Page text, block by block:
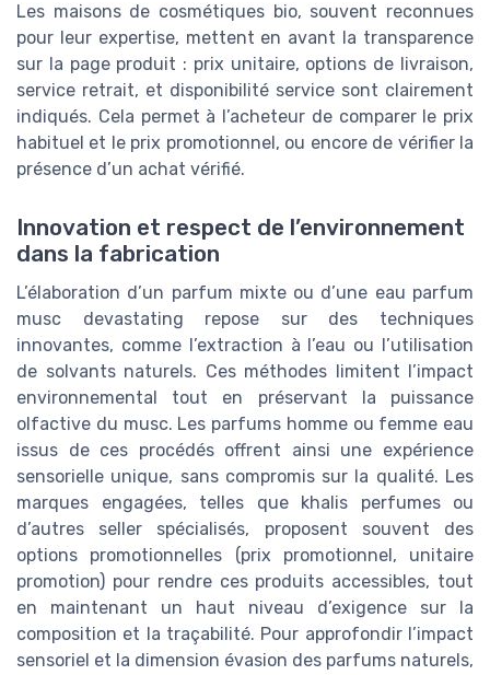
Les maisons de cosmétiques bio, souvent reconnues
pour leur expertise, mettent en avant la transparence
sur la page produit : prix unitaire, options de livraison,
service retrait, et disponibilité service sont clairement
indiqués. Cela permet à l’acheteur de comparer le prix
habituel et le prix promotionnel, ou encore de vérifier la
présence d’un achat vérifié.
Innovation et respect de l’environnement
dans la fabrication
L’élaboration d’un parfum mixte ou d’une eau parfum
musc devastating repose sur des techniques
innovantes, comme l’extraction à l’eau ou l’utilisation
de solvants naturels. Ces méthodes limitent l’impact
environnemental tout en préservant la puissance
olfactive du musc. Les parfums homme ou femme eau
issus de ces procédés offrent ainsi une expérience
sensorielle unique, sans compromis sur la qualité. Les
marques engagées, telles que khalis perfumes ou
d’autres seller spécialisés, proposent souvent des
options promotionnelles (prix promotionnel, unitaire
promotion) pour rendre ces produits accessibles, tout
en maintenant un haut niveau d’exigence sur la
composition et la traçabilité. Pour approfondir l’impact
sensoriel et la dimension évasion des parfums naturels,